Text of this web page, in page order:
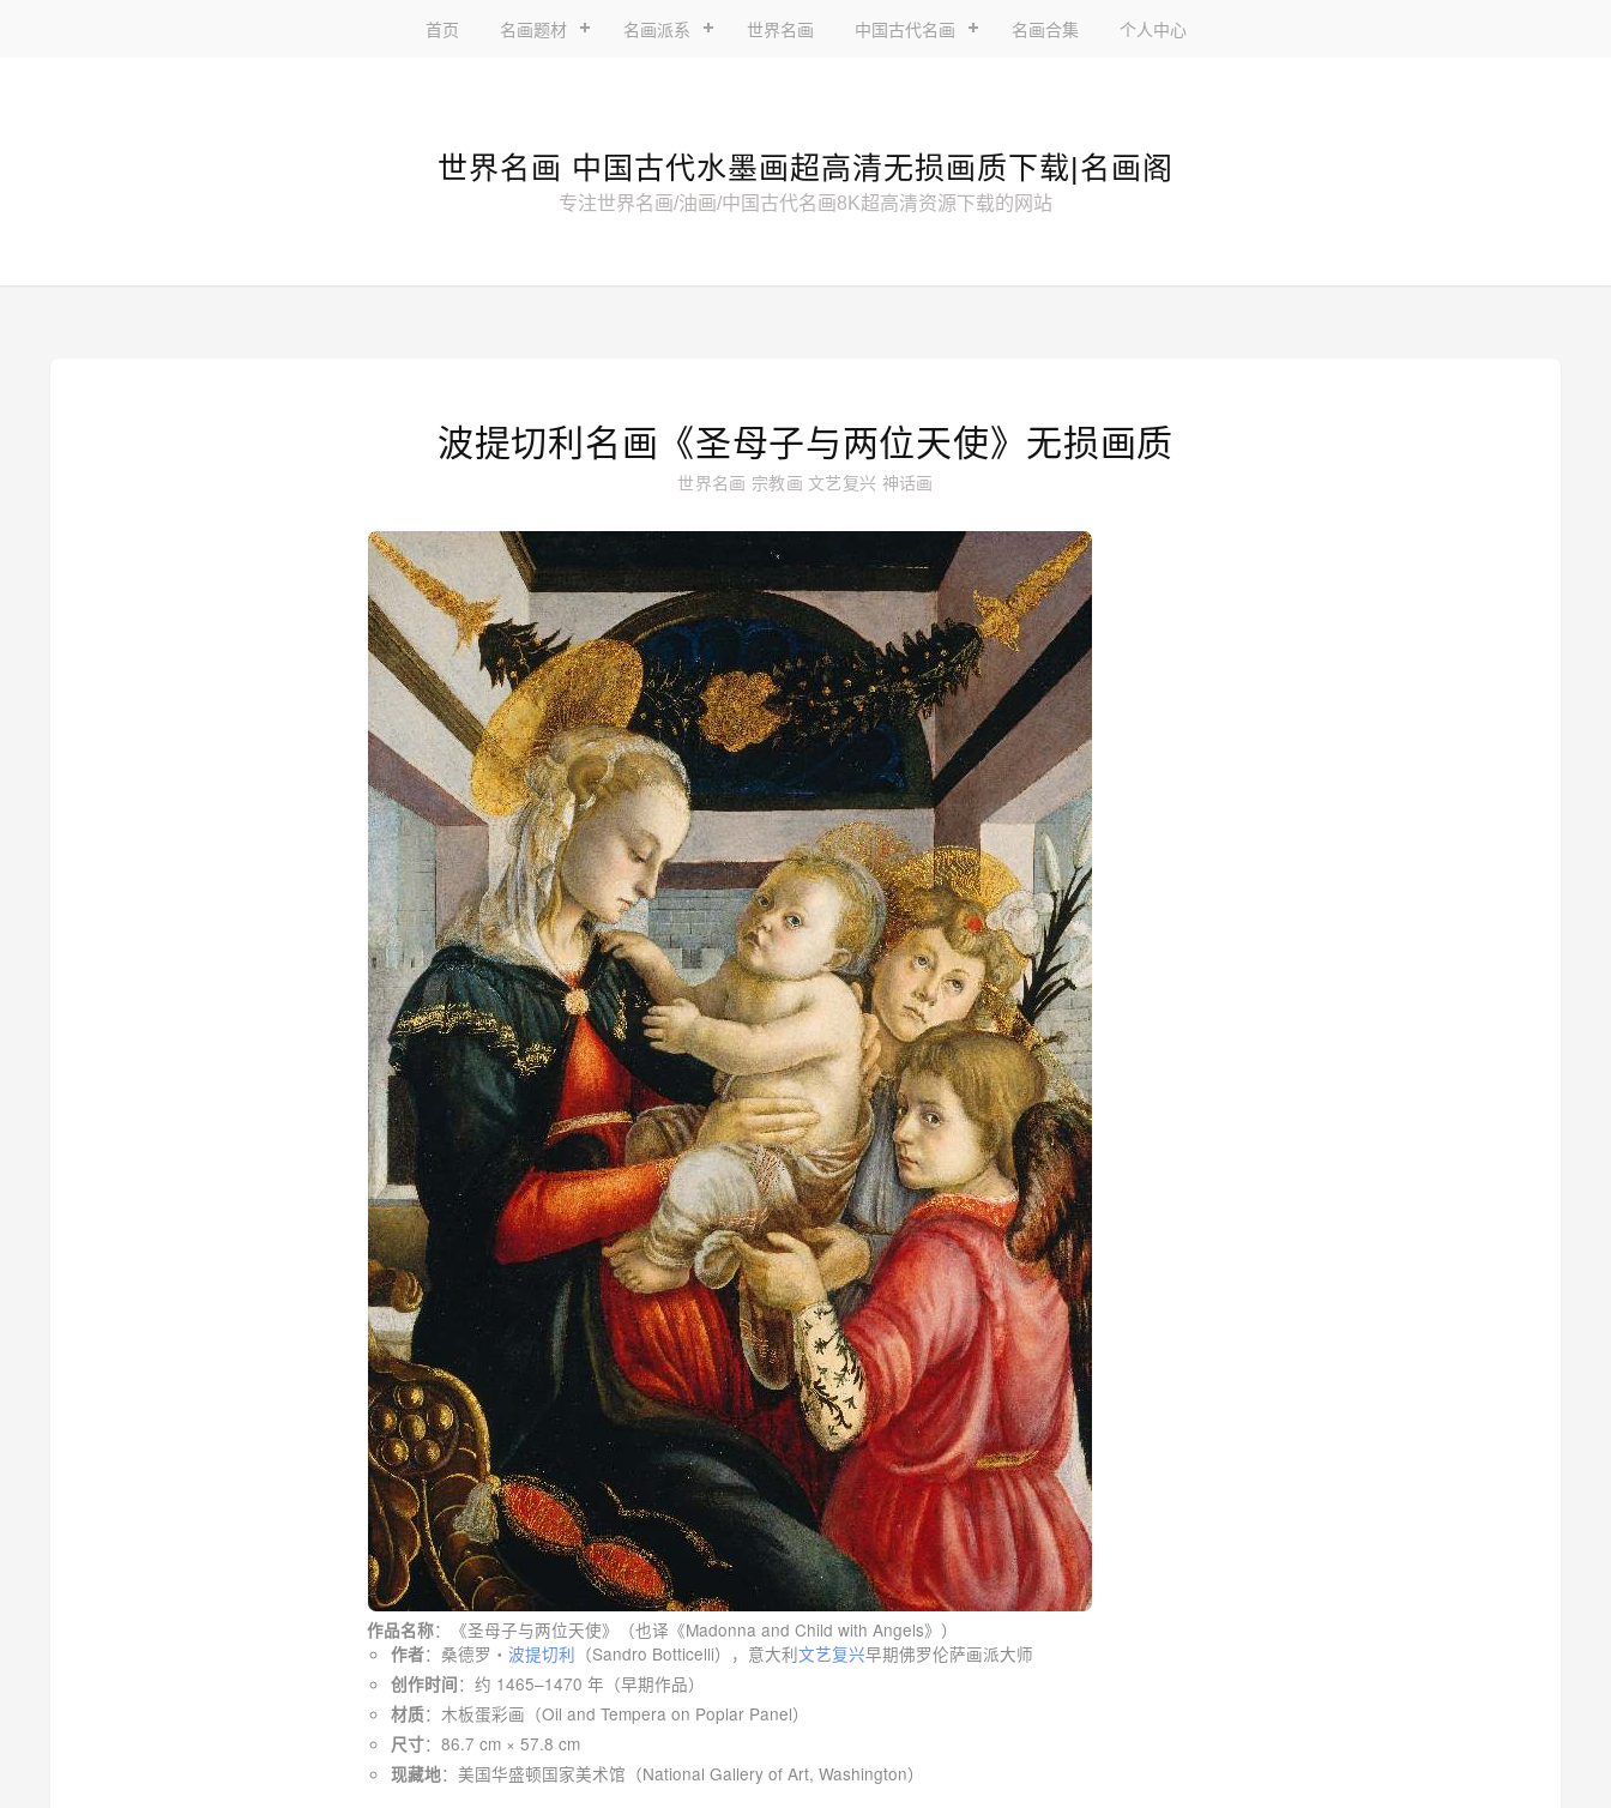
首页 名画题材 名画派系 世界名画 中国古代名画 名画合集 个人中心
世界名画 中国古代水墨画超高清无损画质下载|名画阁
专注世界名画/油画/中国古代名画8K超高清资源下载的网站
波提切利名画《圣母子与两位天使》无损画质
世界名画 宗教画 文艺复兴 神话画
作品名称：《圣母子与两位天使》（也译《Madonna and Child with Angels》）
作者：桑德罗・波提切利 （Sandro Botticelli），意大利文艺复兴早期佛罗伦萨画派大师
创作时间：约 1465–1470 年（早期作品）
材质：木板蛋彩画（Oil and Tempera on Poplar Panel）
尺寸：86.7 cm × 57.8 cm
现藏地：美国华盛顿国家美术馆（National Gallery of Art, Washington）